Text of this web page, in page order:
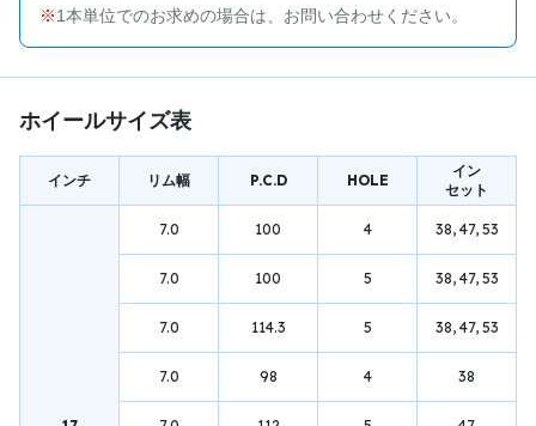
1本単位でのお求めの場合は、お問い合わせください。
ホイールサイズ表
インチ リム幅 P.C.D HOLE
イン
セット
7.0 100 4 38, 47, 53
7.0 100 5 38, 47, 53
7.0 114.3 5 38, 47, 53
7.0 98 4 38